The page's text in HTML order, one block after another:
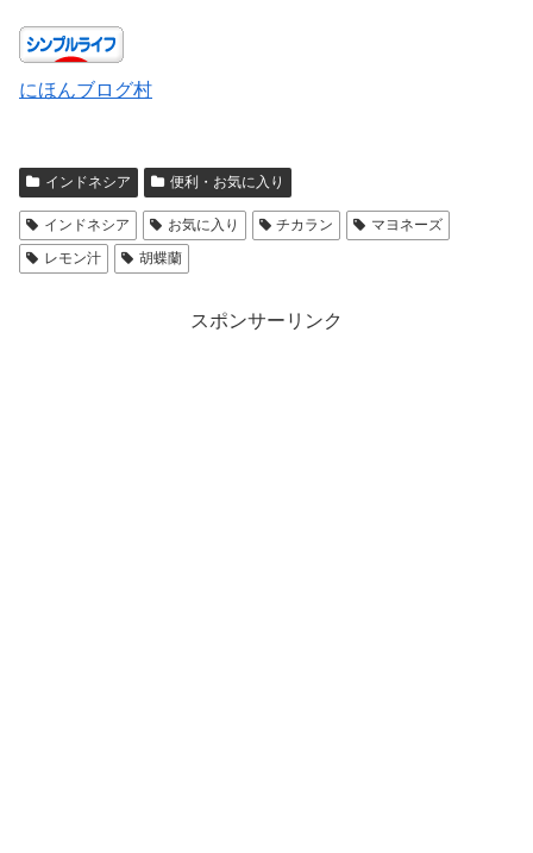
にほんブログ村
インドネシア 便利・お気に入り
インドネシア お気に入り チカラン
マヨネーズ
レモン汁
胡蝶蘭
スポンサーリンク